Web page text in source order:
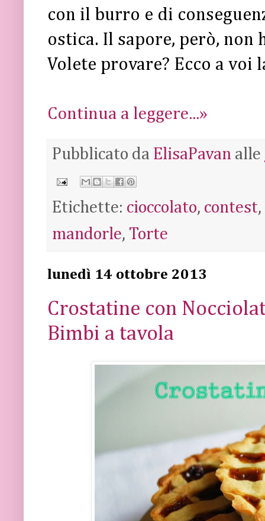
con il burro e di
ostica. Il sapore, però,
Volete provare? Ecco a voi
Continua a leggere...»
Pubblicato da ElisaPavan alle
Etichette: cioccolato, contest,
mandorle, Torte
lunedì 14 ottobre 2013
Crostatine con
Bimbi a tavola